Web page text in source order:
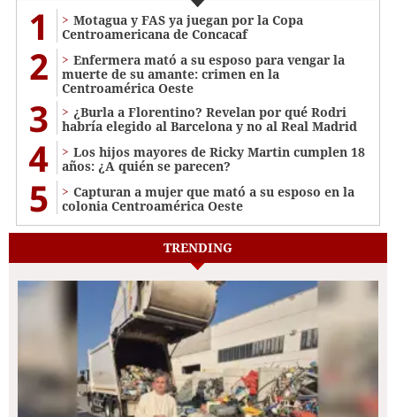
1
Motagua y FAS ya juegan por la Copa
Centroamericana de Concacaf
2
Enfermera mató a su esposo para vengar la
muerte de su amante: crimen en la
Centroamérica Oeste
3
¿Burla a Florentino? Revelan por qué Rodri
habría elegido al Barcelona y no al Real Madrid
4
Los hijos mayores de Ricky Martin cumplen 18
años: ¿A quién se parecen?
5
Capturan a mujer que mató a su esposo en la
colonia Centroamérica Oeste
TRENDING